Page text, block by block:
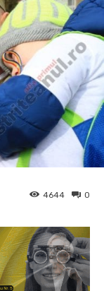
0
4644